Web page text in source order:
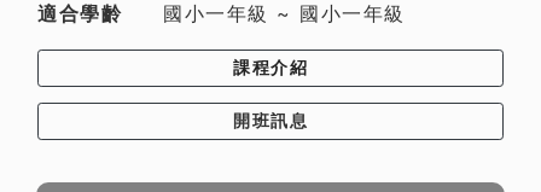
國小一年級 ~ 國小一年級
課程介紹
開班訊息